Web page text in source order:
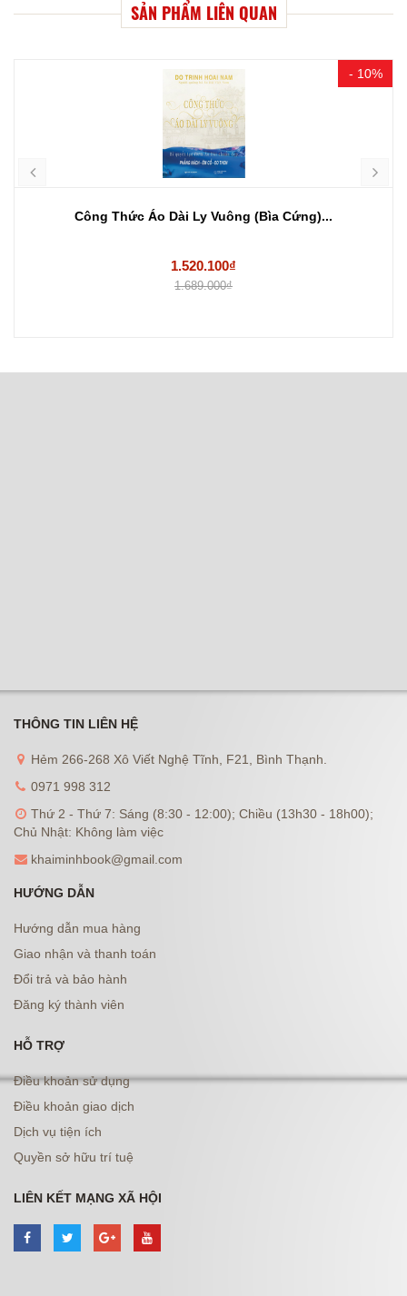
SẢN PHẨM LIÊN QUAN
- 10%
Công Thức Áo Dài Ly Vuông (Bìa Cứng)...
1.520.100₫
1.689.000₫
THÔNG TIN LIÊN HỆ
Hẻm 266-268 Xô Viết Nghệ Tĩnh, F21, Bình Thạnh.
0971 998 312
Thứ 2 - Thứ 7: Sáng (8:30 - 12:00); Chiều (13h30 - 18h00);
Chủ Nhật: Không làm việc
khaiminhbook@gmail.com
HƯỚNG DẪN
Hướng dẫn mua hàng
Giao nhận và thanh toán
Đổi trả và bảo hành
Đăng ký thành viên
HỖ TRỢ
Điều khoản sử dụng
Điều khoản giao dịch
Dịch vụ tiện ích
Quyền sở hữu trí tuệ
LIÊN KẾT MẠNG XÃ HỘI